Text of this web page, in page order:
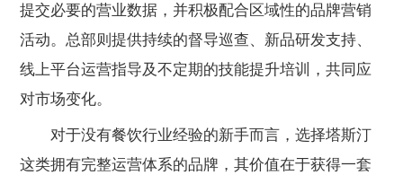
提交必要的营业数据，并积极配合区域性的品牌营销
活动。总部则提供持续的督导巡查、新品研发支持、
线上平台运营指导及不定期的技能提升培训，共同应
对市场变化。
对于没有餐饮行业经验的新手而言，选择塔斯汀
这类拥有完整运营体系的品牌，其价值在于获得一套